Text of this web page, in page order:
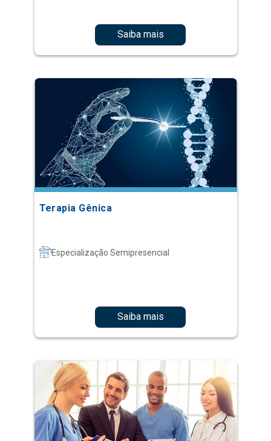
Saiba mais
Terapia Gênica
Especialização Semipresencial
Saiba mais